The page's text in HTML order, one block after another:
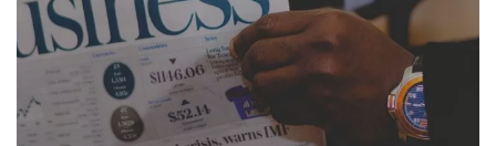
semiconductor industry, including engineers,
professional experts, and senior executives.
לחץ לפרטים